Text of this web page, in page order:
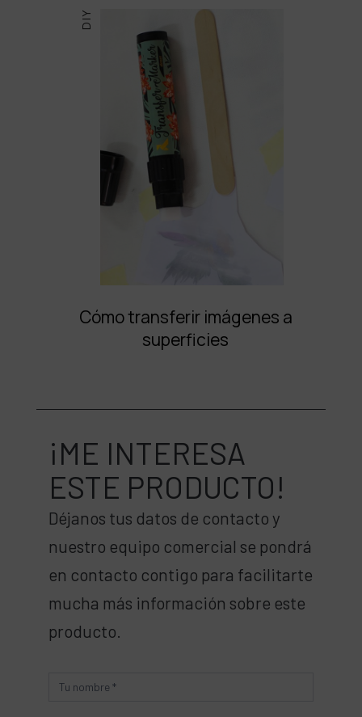
DIY
Cómo transferir imágenes a
superficies
¡ME INTERESA
ESTE PRODUCTO!
Déjanos tus datos de contacto y
nuestro equipo comercial se pondrá
en contacto contigo para facilitarte
mucha más información sobre este
producto.
Producto